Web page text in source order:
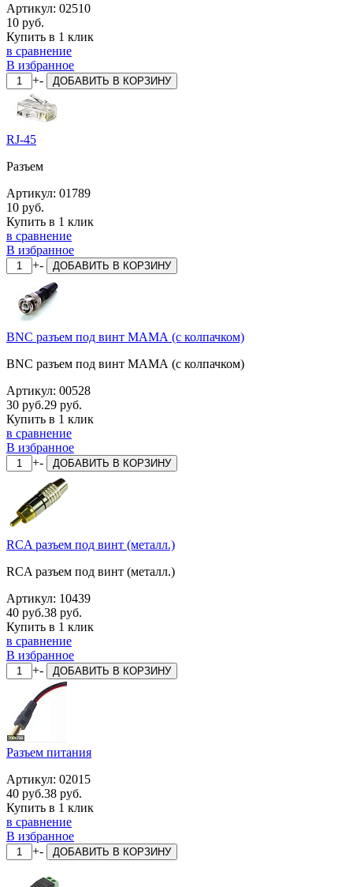
Артикул: 02510
10 руб.
Купить в 1 клик
в сравнение
В избранное
+- ДОБАВИТЬ В КОРЗИНУ
RJ-45
Разъем
Артикул: 01789
10 руб.
Купить в 1 клик
в сравнение
В избранное
+- ДОБАВИТЬ В КОРЗИНУ
BNC разъем под винт МАМА (с колпачком)
BNC разъем под винт МАМА (с колпачком)
Артикул: 00528
30 руб.29 руб.
Купить в 1 клик
в сравнение
В избранное
+- ДОБАВИТЬ В КОРЗИНУ
RCA разъем под винт (металл.)
RCA разъем под винт (металл.)
Артикул: 10439
40 руб.38 руб.
Купить в 1 клик
в сравнение
В избранное
+- ДОБАВИТЬ В КОРЗИНУ
Разъем питания
Артикул: 02015
40 руб.38 руб.
Купить в 1 клик
в сравнение
В избранное
+- ДОБАВИТЬ В КОРЗИНУ